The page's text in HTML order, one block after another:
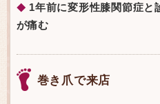
◆ 1年前に変形性膝関節症と
が痛む
巻き爪で来店